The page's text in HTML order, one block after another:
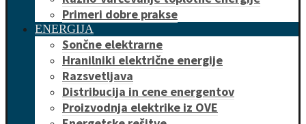
Primeri dobre prakse
ENERGIJA
Sončne elektrarne
Hranilniki električne energije
Razsvetljava
Distribucija in cene energentov
Proizvodnja elektrike iz OVE